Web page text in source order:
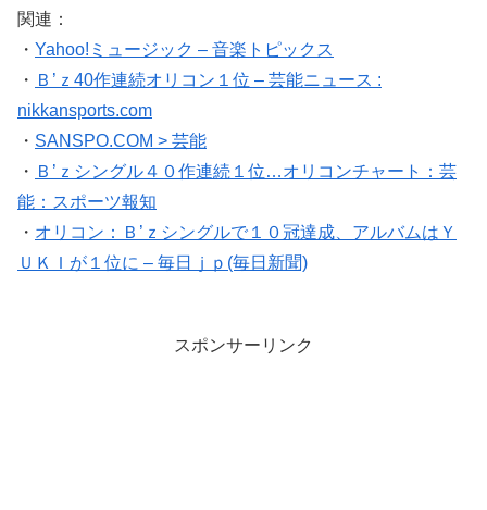
関連：
・ Yahoo!ミュージック – 音楽トピックス
・ Ｂ’ｚ40作連続オリコン１位 – 芸能ニュース :
nikkansports.com
・ SANSPO.COM > 芸能
・ Ｂ’ｚシングル４０作連続１位…オリコンチャート：芸
能：スポーツ報知
・ オリコン：Ｂ’ｚシングルで１０冠達成、アルバムはＹ
ＵＫＩが１位に – 毎日ｊｐ(毎日新聞)
スポンサーリンク